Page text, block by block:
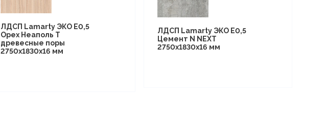
ЛДСП Lamarty ЭКО E0,5
Орех Неаполь T
древесные поры
2750х1830х16 мм
ЛДСП Lamarty ЭКО E0,5
Цемент N NEXT
2750х1830х16 мм